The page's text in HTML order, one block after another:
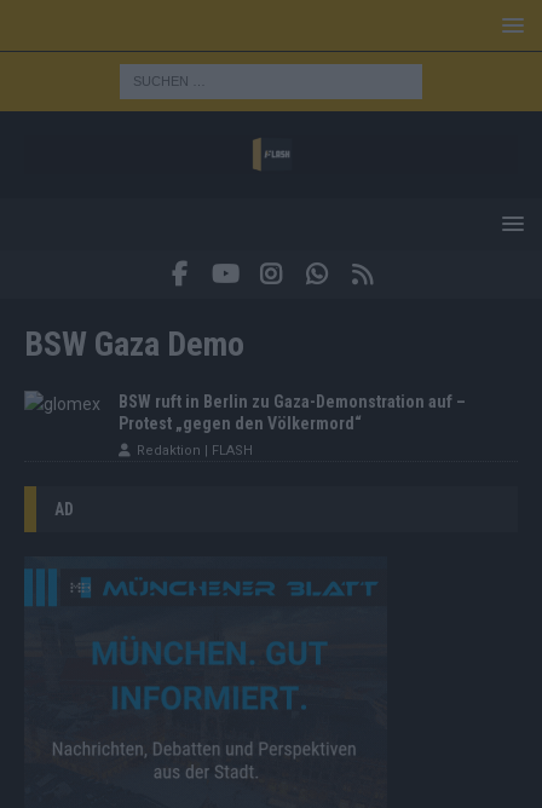
BSW Gaza Demo
BSW ruft in Berlin zu Gaza-Demonstration auf –
Protest „gegen den Völkermord“
Redaktion | FLASH
AD